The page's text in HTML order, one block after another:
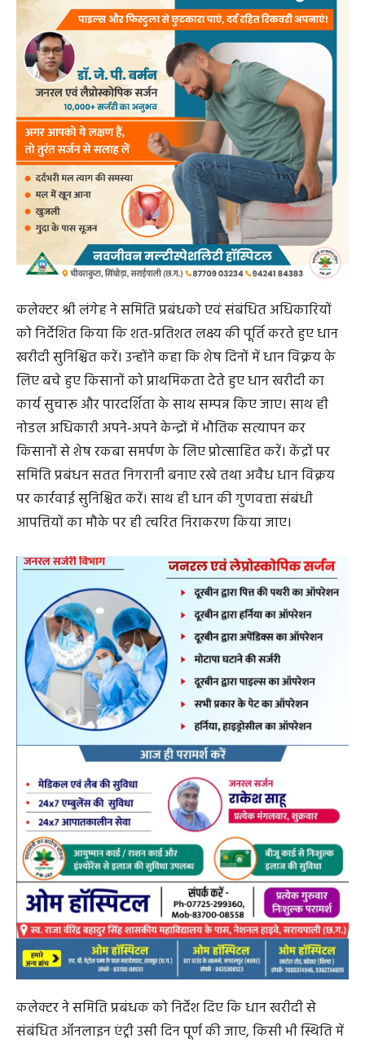
कलेक्टर श्री लंगेह ने समिति प्रबंधको एवं संबंधित अधिकारियों
को निर्देशित किया कि शत-प्रतिशत लक्ष्य की पूर्ति करते हुए धान
खरीदी सुनिश्चित करें। उन्होंने कहा कि शेष दिनों में धान विक्रय के
लिए बचे हुए किसानों को प्राथमिकता देते हुए धान खरीदी का
कार्य सुचारू और पारदर्शिता के साथ सम्पन्न किए जाए। साथ ही
नोडल अधिकारी अपने-अपने केन्द्रों में भौतिक सत्यापन कर
किसानों से शेष रकबा समर्पण के लिए प्रोत्साहित करें। केंद्रों पर
समिति प्रबंधन सतत निगरानी बनाए रखे तथा अवैध धान विक्रय
पर कार्रवाई सुनिश्चित करें। साथ ही धान की गुणवत्ता संबंधी
आपत्तियों का मौके पर ही त्वरित निराकरण किया जाए।
कलेक्टर ने समिति प्रबंधक को निर्देश दिए कि धान खरीदी से
संबंधित ऑनलाइन एंट्री उसी दिन पूर्ण की जाए, किसी भी स्थिति में